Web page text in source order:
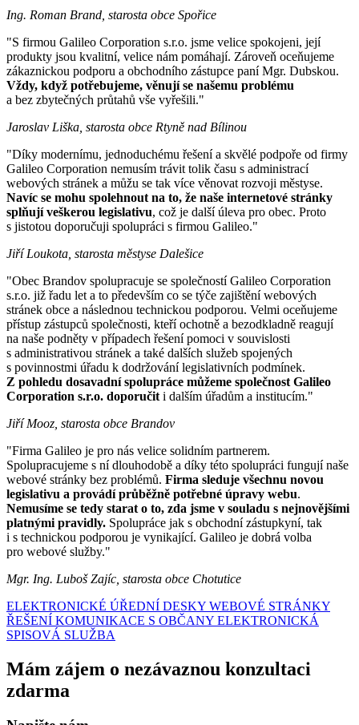
Ing. Roman Brand, starosta obce Spořice
"S firmou Galileo Corporation s.r.o. jsme velice spokojeni, její
produkty jsou kvalitní, velice nám pomáhají. Zároveň oceňujeme
zákaznickou podporu a obchodního zástupce paní Mgr. Dubskou.
Vždy, když potřebujeme, věnují se našemu problému
a bez zbytečných průtahů vše vyřešili."
Jaroslav Liška, starosta obce Rtyně nad Bílinou
"Díky modernímu, jednoduchému řešení a skvělé podpoře od firmy
Galileo Corporation nemusím trávit tolik času s administrací
webových stránek a můžu se tak více věnovat rozvoji městyse.
Navíc se mohu spolehnout na to, že naše internetové stránky
splňují veškerou legislativu, což je další úleva pro obec. Proto
s jistotou doporučuji spolupráci s firmou Galileo."
Jiří Loukota, starosta městyse Dalešice
"Obec Brandov spolupracuje se společností Galileo Corporation
s.r.o. již řadu let a to především co se týče zajištění webových
stránek obce a následnou technickou podporou. Velmi oceňujeme
přístup zástupců společnosti, kteří ochotně a bezodkladně reagují
na naše podněty v případech řešení pomoci v souvislosti
s administrativou stránek a také dalších služeb spojených
s povinnostmi úřadu k dodržování legislativních podmínek.
Z pohledu dosavadní spolupráce můžeme společnost Galileo
Corporation s.r.o. doporučit i dalším úřadům a institucím."
Jiří Mooz, starosta obce Brandov
"Firma Galileo je pro nás velice solidním partnerem.
Spolupracujeme s ní dlouhodobě a díky této spolupráci fungují naše
webové stránky bez problémů. Firma sleduje všechnu novou
legislativu a provádí průběžně potřebné úpravy webu.
Nemusíme se tedy starat o to, zda jsme v souladu s nejnovějšími
platnými pravidly. Spolupráce jak s obchodní zástupkyní, tak
i s technickou podporou je vynikající. Galileo je dobrá volba
pro webové služby."
Mgr. Ing. Luboš Zajíc, starosta obce Chotutice
ELEKTRONICKÉ ÚŘEDNÍ DESKY WEBOVÉ STRÁNKY
ŘEŠENÍ KOMUNIKACE S OBČANY ELEKTRONICKÁ
SPISOVÁ SLUŽBA
Mám zájem o nezávaznou konzultaci
zdarma